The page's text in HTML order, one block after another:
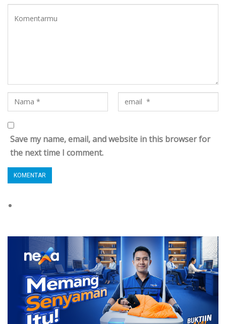
Save my name, email, and website in this browser for
the next time I comment.